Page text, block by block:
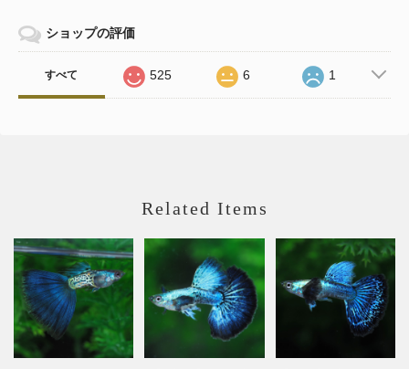
ショップの評価
すべて 525 6 1
Related Items